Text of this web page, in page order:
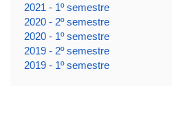
2021 - 1º semestre
2020 - 2º semestre
2020 - 1º semestre
2019 - 2º semestre
2019 - 1º semestre